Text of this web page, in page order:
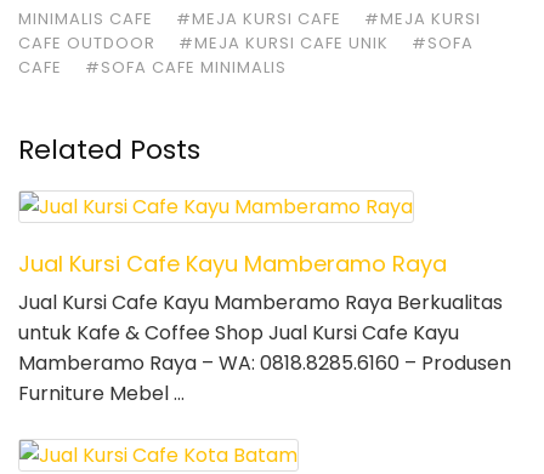
MINIMALIS CAFE
#MEJA KURSI CAFE
#MEJA KURSI
CAFE OUTDOOR
#MEJA KURSI CAFE UNIK
#SOFA
CAFE
#SOFA CAFE MINIMALIS
Related Posts
Jual Kursi Cafe Kayu Mamberamo Raya
Jual Kursi Cafe Kayu Mamberamo Raya Berkualitas
untuk Kafe & Coffee Shop Jual Kursi Cafe Kayu
Mamberamo Raya – WA: 0818.8285.6160 – Produsen
Furniture Mebel …